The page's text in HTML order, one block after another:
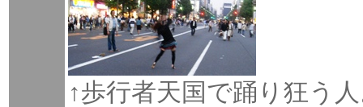
↑歩行者天国で踊り狂う